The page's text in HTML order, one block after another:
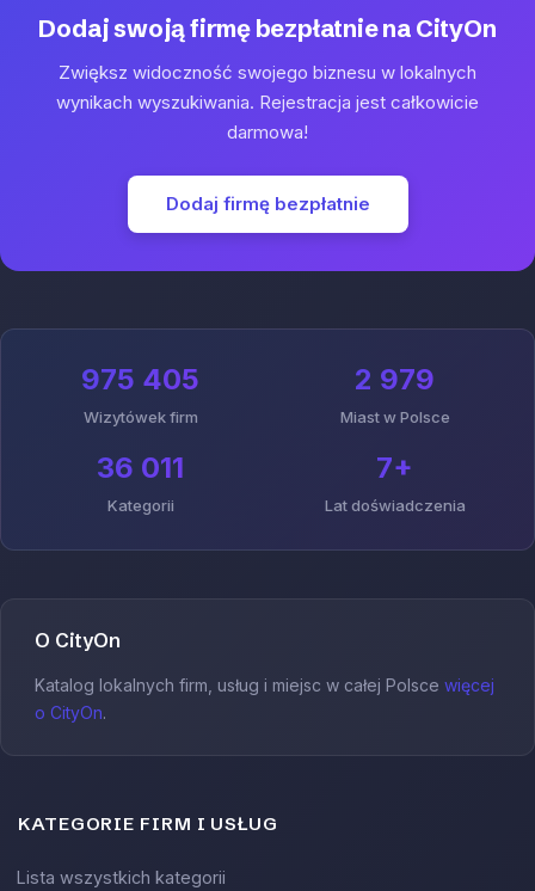
Dodaj swoją firmę bezpłatnie na CityOn
Zwiększ widoczność swojego biznesu w lokalnych
wynikach wyszukiwania. Rejestracja jest całkowicie
darmowa!
Dodaj firmę bezpłatnie
975 405
Wizytówek firm
2 979
Miast w Polsce
36 011
Kategorii
7+
Lat doświadczenia
O CityOn
Katalog lokalnych firm, usług i miejsc w całej Polsce więcej
o CityOn.
KATEGORIE FIRM I USŁUG
Lista wszystkich kategorii